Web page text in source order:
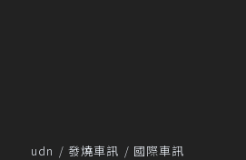
udn 發燒車訊 國際車訊